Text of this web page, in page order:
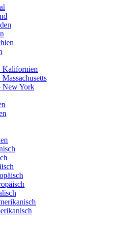
Kalifornien
New York